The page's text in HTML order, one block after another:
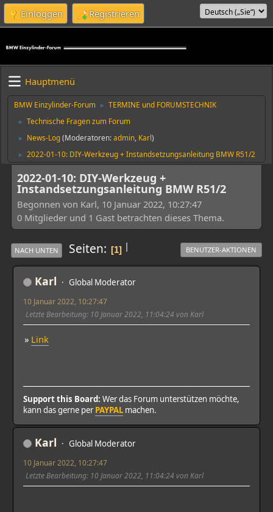
Einloggen Registrieren
Hauptmenü
BMW Einzylinder-Forum ► TERMINE und FORUMSTECHNIK
► Technische Fragen zum Forum
► News-Log(Moderatoren:admin Karl)
► 2022-01-10: DIY-Werkzeug + Instandsetzungsanleitung BMW R51/2
2022-01-10: DIY-Werkzeug +
Instandsetzungsanleitung BMW R51/2
Begonnen von Karl, 10 Januar 2022, 10:27:47
0 Mitglieder und 1 Gast betrachten dieses Thema.
|
NACH UNTEN Seiten 1 BENUTZER-AKTIONEN
Karl Global Moderator
10 Januar 2022, 10:27:47
Letzte Bearbeitung: 10 Januar 2022, 11:04:24 von Karl
» Link
Support this Board: Wer das Forum unterstützen möchte,
kann das gerne perPAYPAL machen.
Karl Global Moderator
10 Januar 2022, 10:27:47
Letzte Bearbeitung: 10 Januar 2022, 11:04:24 von Karl